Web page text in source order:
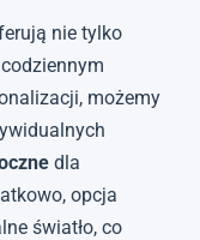
nie tylko
możemy
dla
opcja
światło, co